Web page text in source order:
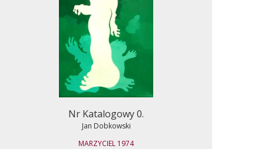
Nr Katalogowy 0.
Jan Dobkowski
MARZYCIEL 1974